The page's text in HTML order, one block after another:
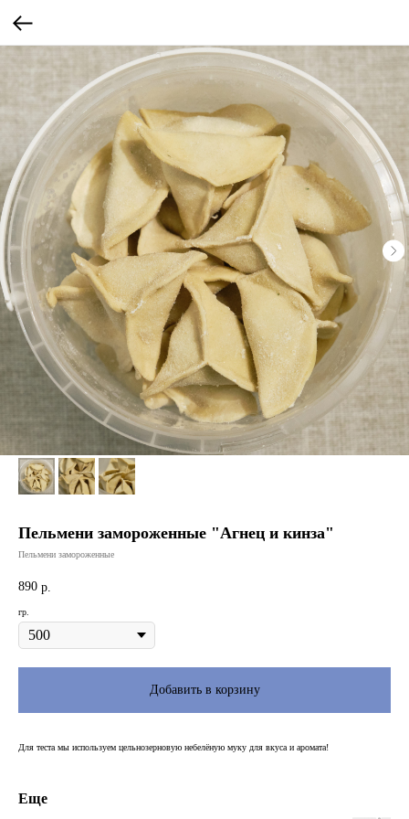
Пельмени замороженные "Агнец и кинза"
Пельмени замороженные
890 р.
гр.
Добавить в корзину
Для теста мы используем цельнозерновую небелёную муку для вкуса и аромата!
Еще